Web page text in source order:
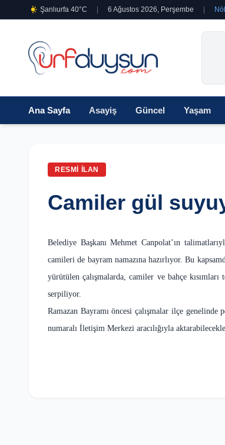
Şanlıurfa 40°C 6 Ağustos 2026, Perşembe
Ana Sayfa Asayiş Güncel Yaşam
RESMI İLAN
Camiler gül
Belediye Başkanı Mehmet Canpolat’ın
camileri de bayram namazına hazırlıyor. Bu
yürütülen çalışmalarda, camiler ve bahçe
serpiliyor.
Ramazan Bayramı öncesi çalışmalar ilçe
numaralı İletişim Merkezi aracılığıyla